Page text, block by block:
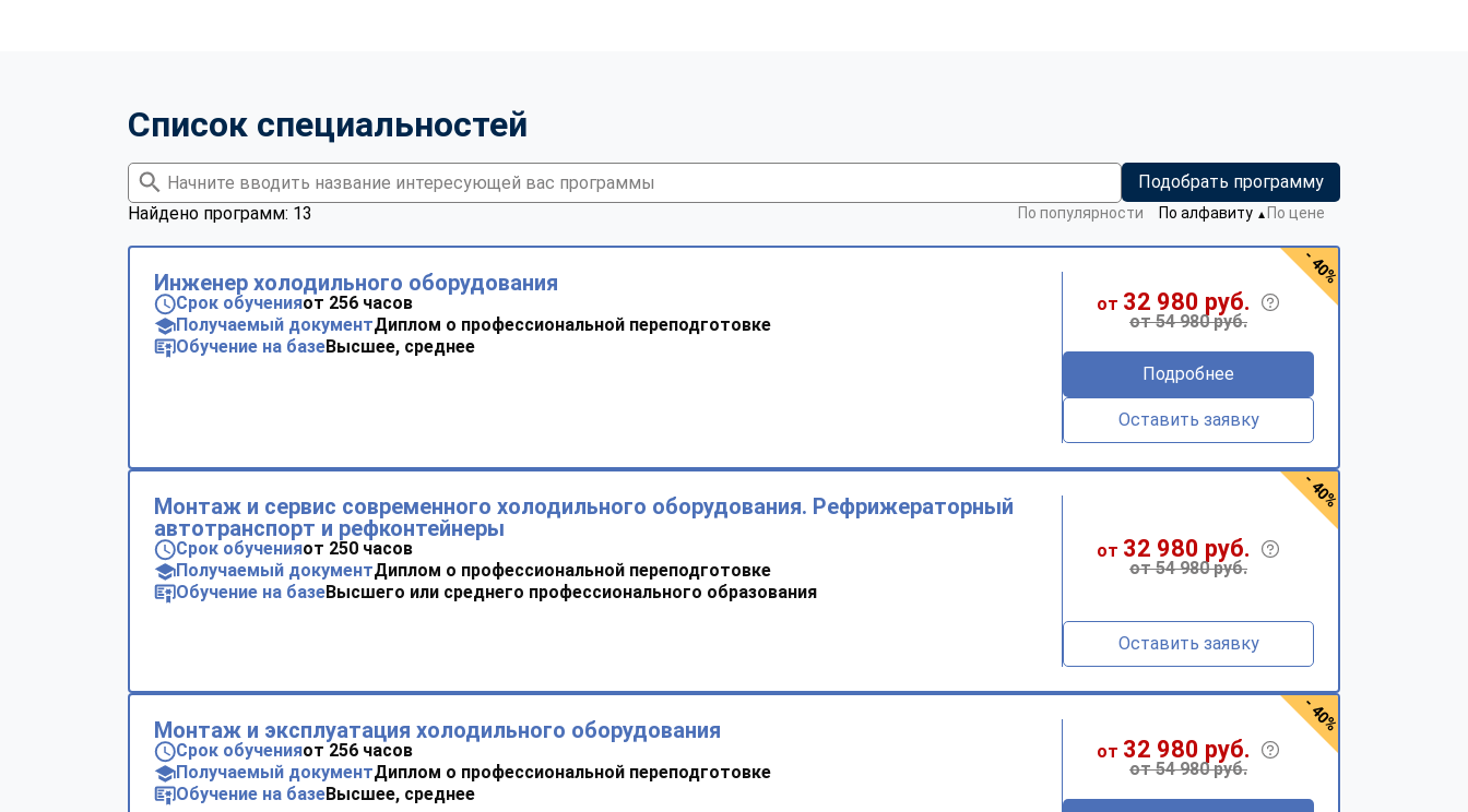
Список специальностей
Подобрать программу
Найдено программ: 13
По популярности По алфавиту ▼ По цене
Инженер холодильного оборудования
Срок обученияот 256 часов
Получаемый документДиплом о профессиональной переподготовке
Обучение на базеВысшее, среднее
от 32 980 руб.
от 54 980 руб.
Подробнее
Оставить заявку
- 40%
Монтаж и сервис современного холодильного оборудования. Рефрижераторный
автотранспорт и рефконтейнеры
Срок обученияот 250 часов
Получаемый документДиплом о профессиональной переподготовке
Обучение на базеВысшего или среднего профессионального образования
от 32 980 руб.
от 54 980 руб.
Оставить заявку
- 40%
Монтаж и эксплуатация холодильного оборудования
Срок обученияот 256 часов
Получаемый документДиплом о профессиональной переподготовке
Обучение на базеВысшее, среднее
от 32 980 руб.
от 54 980 руб.
- 40%